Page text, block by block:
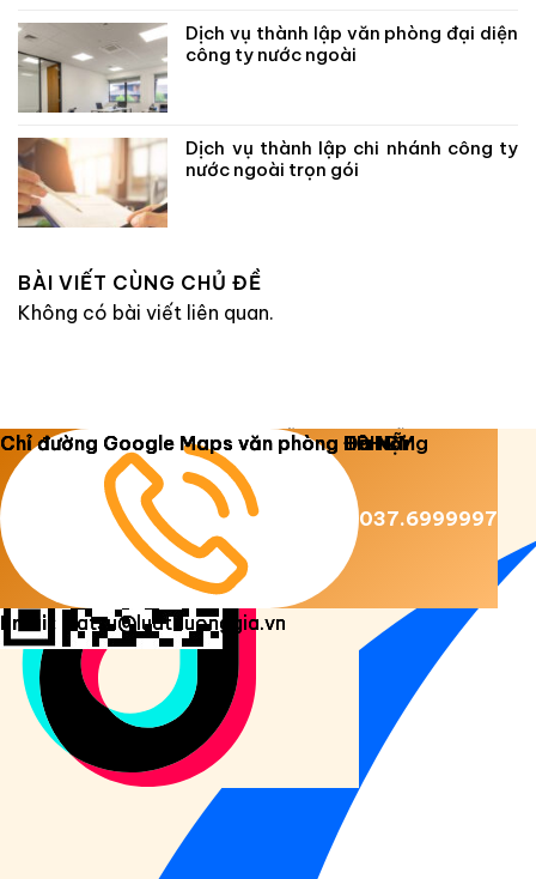
Dịch vụ thành lập văn phòng đại diện
công ty nước ngoài
Dịch vụ thành lập chi nhánh công ty
nước ngoài trọn gói
BÀI VIẾT CÙNG CHỦ ĐỀ
Không có bài viết liên quan.
Copyright 2026 © Luật Dương Gia